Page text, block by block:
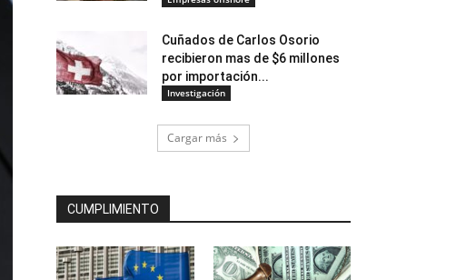
Cuñados de Carlos Osorio
recibieron mas de $6 millones
por importación...
Investigación
Cargar más
CUMPLIMIENTO